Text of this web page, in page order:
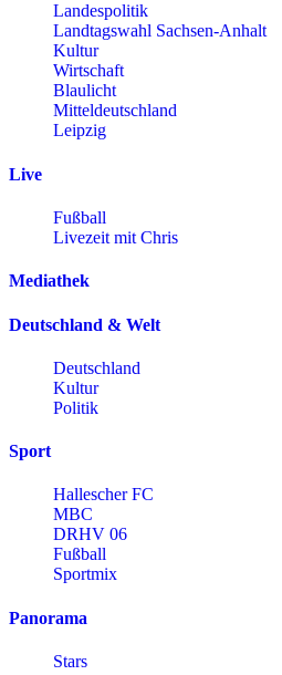
Landespolitik
Landtagswahl Sachsen-Anhalt
Kultur
Wirtschaft
Blaulicht
Mitteldeutschland
Leipzig
Live
Fußball
Livezeit mit Chris
Mediathek
Deutschland & Welt
Deutschland
Kultur
Politik
Sport
Hallescher FC
MBC
DRHV 06
Fußball
Sportmix
Panorama
Stars